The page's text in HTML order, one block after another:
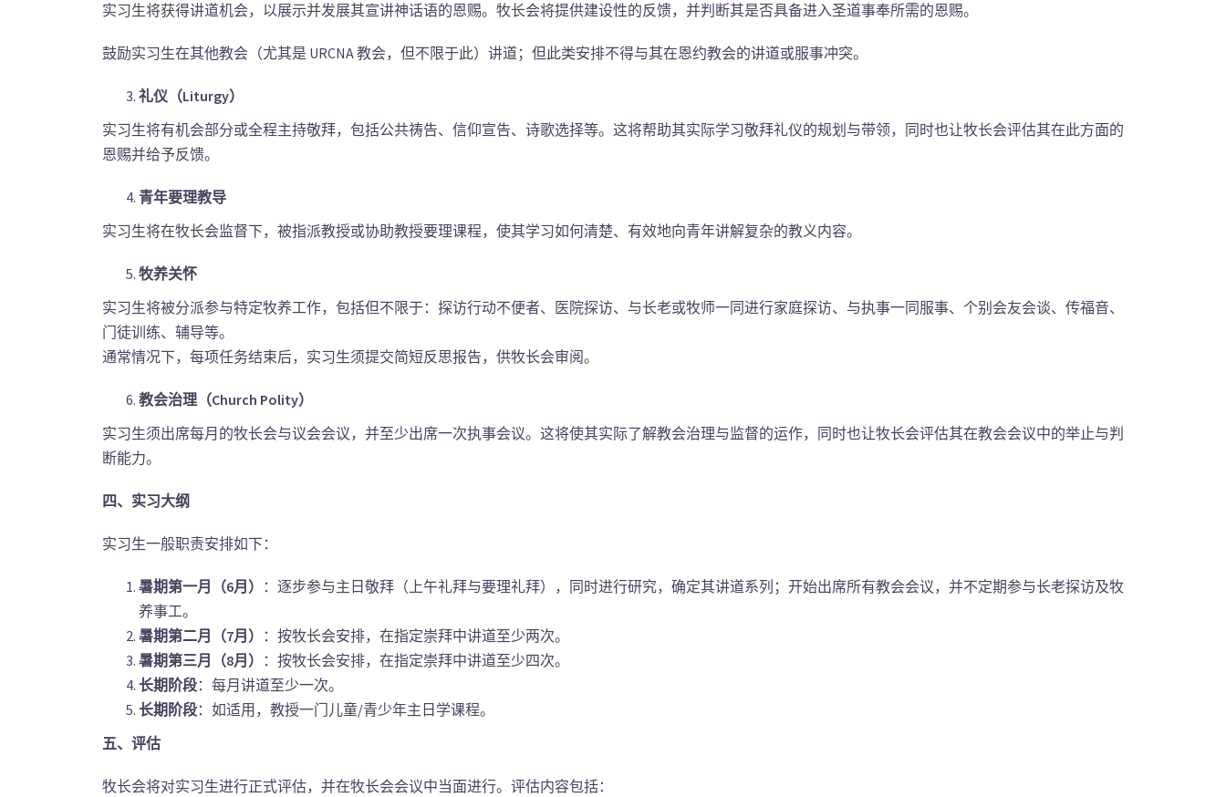
实习生将获得讲道机会，以展示并发展其宣讲神话语的恩赐。牧长会将提供建设性的反馈，并判断其是否具备进入圣道事奉所需的恩赐。
鼓励实习生在其他教会（尤其是 URCNA 教会，但不限于此）讲道；但此类安排不得与其在恩约教会的讲道或服事冲突。
礼仪（Liturgy）
实习生将有机会部分或全程主持敬拜，包括公共祷告、信仰宣告、诗歌选择等。这将帮助其实际学习敬拜礼仪的规划与带领，同时也让牧长会评估其在此方面的
恩赐并给予反馈。
青年要理教导
实习生将在牧长会监督下，被指派教授或协助教授要理课程，使其学习如何清楚、有效地向青年讲解复杂的教义内容。
牧养关怀
实习生将被分派参与特定牧养工作，包括但不限于：探访行动不便者、医院探访、与长老或牧师一同进行家庭探访、与执事一同服事、个别会友会谈、传福音、
门徒训练、辅导等。
通常情况下，每项任务结束后，实习生须提交简短反思报告，供牧长会审阅。
教会治理（Church Polity）
实习生须出席每月的牧长会与议会会议，并至少出席一次执事会议。这将使其实际了解教会治理与监督的运作，同时也让牧长会评估其在教会会议中的举止与判
断能力。
四、实习大纲
实习生一般职责安排如下：
暑期第一月（6月）
：逐步参与主日敬拜（上午礼拜与要理礼拜），同时进行研究，确定其讲道系列；开始出席所有教会会议，并不定期参与长老探访及牧
养事工。
暑期第二月（7月）
：按牧长会安排，在指定崇拜中讲道至少两次。
暑期第三月（8月）
：按牧长会安排，在指定崇拜中讲道至少四次。
长期阶段：每月讲道至少一次。
长期阶段：如适用，教授一门儿童/青少年主日学课程。
五、评估
牧长会将对实习生进行正式评估，并在牧长会会议中当面进行。评估内容包括：